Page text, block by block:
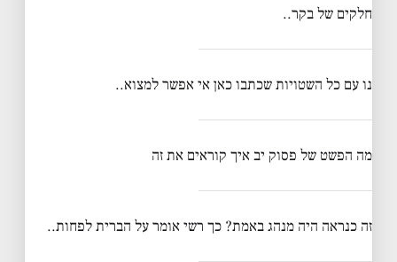
חלקים של בקר..
נו עם כל השטויות שכתבו כאן אי אפשר למצוא..
מה הפשט של פסוק יב איך קוראים את זה
זה כנראה היה מנהג באמת? כך רשי אומר על הברית לפחות..